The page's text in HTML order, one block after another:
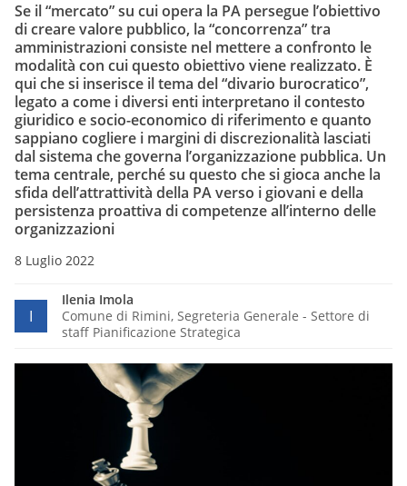
Se il “mercato” su cui opera la PA persegue l’obiettivo
di creare valore pubblico, la “concorrenza” tra
amministrazioni consiste nel mettere a confronto le
modalità con cui questo obiettivo viene realizzato. È
qui che si inserisce il tema del “divario burocratico”,
legato a come i diversi enti interpretano il contesto
giuridico e socio-economico di riferimento e quanto
sappiano cogliere i margini di discrezionalità lasciati
dal sistema che governa l’organizzazione pubblica. Un
tema centrale, perché su questo che si gioca anche la
sfida dell’attrattività della PA verso i giovani e della
persistenza proattiva di competenze all’interno delle
organizzazioni
8 Luglio 2022
I
Ilenia Imola
Comune di Rimini, Segreteria Generale - Settore di
staff Pianificazione Strategica